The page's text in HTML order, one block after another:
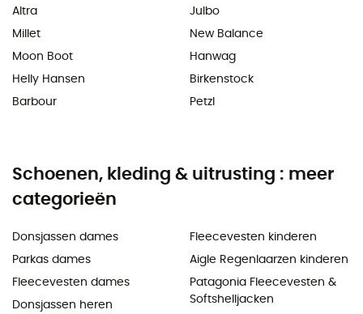
Altra
Millet
Moon Boot
Helly Hansen
Barbour
Julbo
New Balance
Hanwag
Birkenstock
Petzl
Schoenen, kleding & uitrusting : meer
categorieën
Donsjassen dames
Parkas dames
Fleecevesten dames
Donsjassen heren
Fleecevesten kinderen
Aigle Regenlaarzen kinderen
Patagonia Fleecevesten &
Softshelljacken